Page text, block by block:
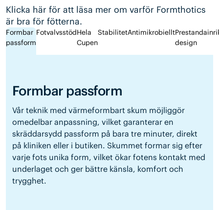
Klicka här för att läsa mer om varför Formthotics
är bra för fötterna.
Formbar
passform
FotvalvsstödHela
Cupen
StabilitetAntimikrobiellt
design
Formbar passform
Vår teknik med värmeformbart skum möjliggör
omedelbar anpassning, vilket garanterar en
skräddarsydd passform på bara tre minuter, direkt
på kliniken eller i butiken. Skummet formar sig efter
varje fots unika form, vilket ökar fotens kontakt med
underlaget och ger bättre känsla, komfort och
trygghet.